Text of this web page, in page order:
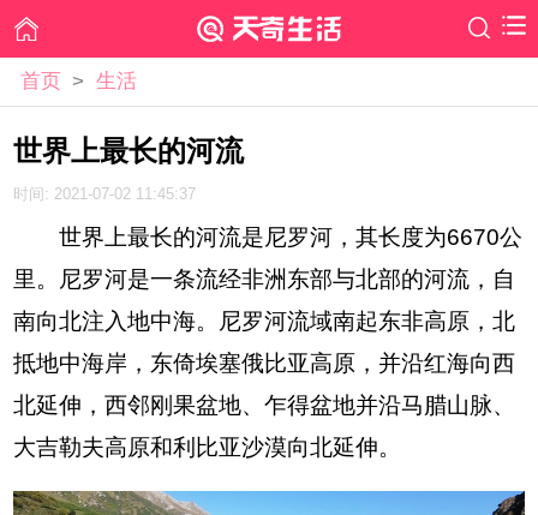
首页 > 生活
世界上最长的河流
时间: 2021-07-02 11:45:37
世界上最长的河流是尼罗河，其长度为6670公
里。尼罗河是一条流经非洲东部与北部的河流，自
南向北注入地中海。尼罗河流域南起东非高原，北
抵地中海岸，东倚埃塞俄比亚高原，并沿红海向西
北延伸，西邻刚果盆地、乍得盆地并沿马腊山脉、
大吉勒夫高原和利比亚沙漠向北延伸。